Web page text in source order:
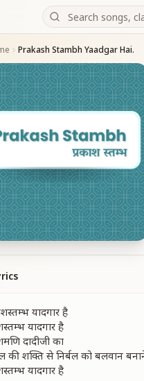
Prakash Stambh Yaadgar Hai.
यादगार है
यादगार है
दादीजी का
की शक्ति से निर्बल को बलवान
यादगार है